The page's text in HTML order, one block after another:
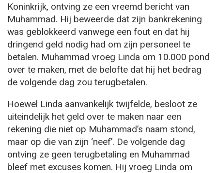
Koninkrijk, ontving ze een vreemd bericht van
Muhammad. Hij beweerde dat zijn bankrekening
was geblokkeerd vanwege een fout en dat hij
dringend geld nodig had om zijn personeel te
betalen. Muhammad vroeg Linda om 10.000 pond
over te maken, met de belofte dat hij het bedrag
de volgende dag zou terugbetalen.
Hoewel Linda aanvankelijk twijfelde, besloot ze
uiteindelijk het geld over te maken naar een
rekening die niet op Muhammad’s naam stond,
maar op die van zijn ‘neef’. De volgende dag
ontving ze geen terugbetaling en Muhammad
bleef met excuses komen. Hij vroeg Linda om